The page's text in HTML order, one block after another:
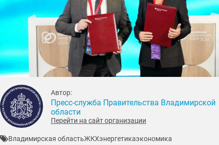
Автор:
Пресс-служба Правительства Владимирской
области
Перейти на сайт организации
Владимирская областьЖКХэнергетикаэкономика